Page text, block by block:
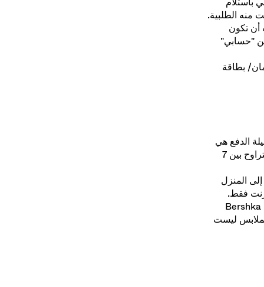
باستلام
الطلبية.
أن تكون
"حسابي"
الدفع هي
المنزل
فقط.
إذا ذهبتي إلى أي من متاجرنا، فسيتم إرجاع المنتجات على الفور. ملاحظة: تحتفظ Bershka
ليست